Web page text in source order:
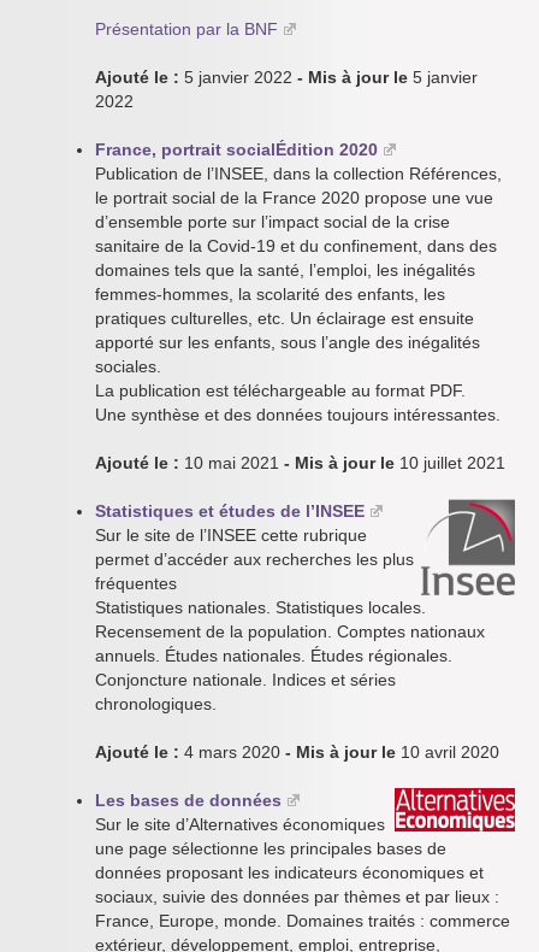
Présentation par la BNF
Ajouté le : 5 janvier 2022 - Mis à jour le 5 janvier
2022
France, portrait socialÉdition 2020
Publication de l’INSEE, dans la collection Références,
le portrait social de la France 2020 propose une vue
d’ensemble porte sur l’impact social de la crise
sanitaire de la Covid-19 et du confinement, dans des
domaines tels que la santé, l’emploi, les inégalités
femmes-hommes, la scolarité des enfants, les
pratiques culturelles, etc. Un éclairage est ensuite
apporté sur les enfants, sous l’angle des inégalités
sociales.
La publication est téléchargeable au format PDF.
Une synthèse et des données toujours intéressantes.
Ajouté le : 10 mai 2021 - Mis à jour le 10 juillet 2021
Statistiques et études de l’INSEE
Sur le site de l’INSEE cette rubrique
permet d’accéder aux recherches les plus
fréquentes
Statistiques nationales. Statistiques locales.
Recensement de la population. Comptes nationaux
annuels. Études nationales. Études régionales.
Conjoncture nationale. Indices et séries
chronologiques.
Ajouté le : 4 mars 2020 - Mis à jour le 10 avril 2020
Les bases de données
Sur le site d’Alternatives économiques
une page sélectionne les principales bases de
données proposant les indicateurs économiques et
sociaux, suivie des données par thèmes et par lieux :
France, Europe, monde. Domaines traités : commerce
extérieur, développement, emploi, entreprise,